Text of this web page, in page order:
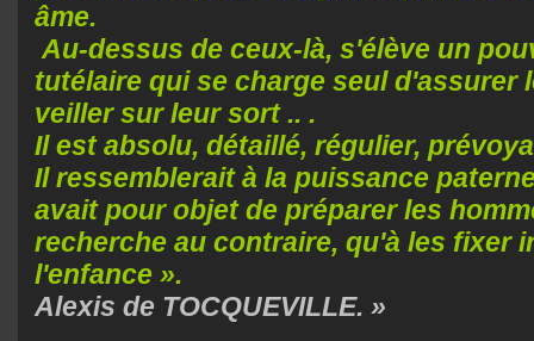
âme.
Au-dessus de ceux-là, s'élève un
tutélaire qui se charge seul d'assurer
veiller sur leur sort .. .
Il est absolu, détaillé, régulier,
Il ressemblerait à la puissance
avait pour objet de préparer les
recherche au contraire, qu'à les fixer
l'enfance ».
Alexis de TOCQUEVILLE. »